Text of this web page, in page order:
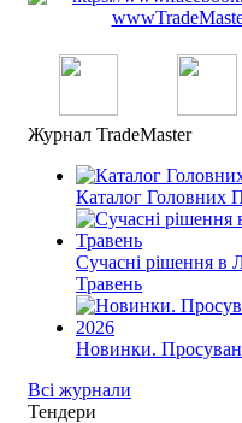
Журнал TradeMaster
Каталог Головних
Сучасні рішення в
Травень
Новинки.
Всі журнали
Тендери